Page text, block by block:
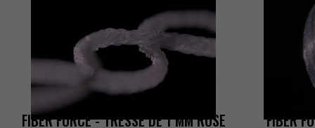
FIBERFORCE-TRESSEDE1MMROSE